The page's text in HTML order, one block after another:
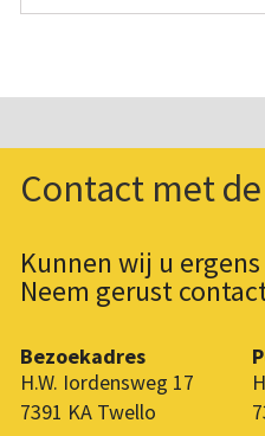
Contact met
Kunnen wij u
Neem gerust
Bezoekadres
H.W. Iordensweg 17
7391 KA Twello